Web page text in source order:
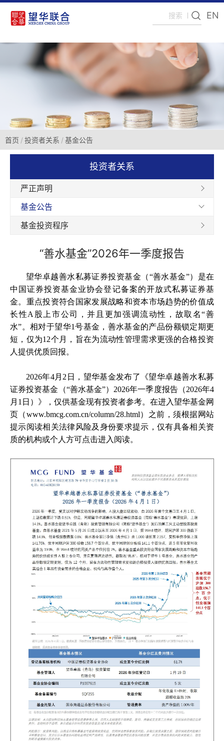
EN
首页 投资者关系 基金公告
投资者关系
严正声明
基金公告
基金投资程序
“善水基金”2026年一季度报告
望华卓越善水私募证券投资基金（“善水基金”）是在
中国证券投资基金业协会登记备案的开放式私募证券基
金。重点投资符合国家发展战略和资本市场趋势的价值成
长性A股上市公司，并且更加强调流动性，故取名“善
水”。相对于望华1号基金，善水基金的产品份额锁定期更
短，仅为12个月，旨在为流动性管理需求更强的合格投资
人提供优质回报。
2026年4月2日，望华基金发布了《望华卓越善水私募
证券投资基金（“善水基金”）2026年一季度报告（2026年4
月1日）》，仅供基金现有投资者参考。在进入望华基金网
页（www.bmcg.com.cn/column/28.html）之前，须根据网站
提示阅读相关法律风险及身份要求提示，仅有具备相关资
质的机构或个人方可点击进入阅读。